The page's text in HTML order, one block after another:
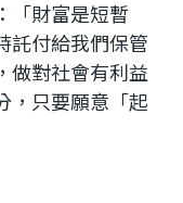
「財富是短暫
託付給我們保管
做對社會有利益
，只要願意「起